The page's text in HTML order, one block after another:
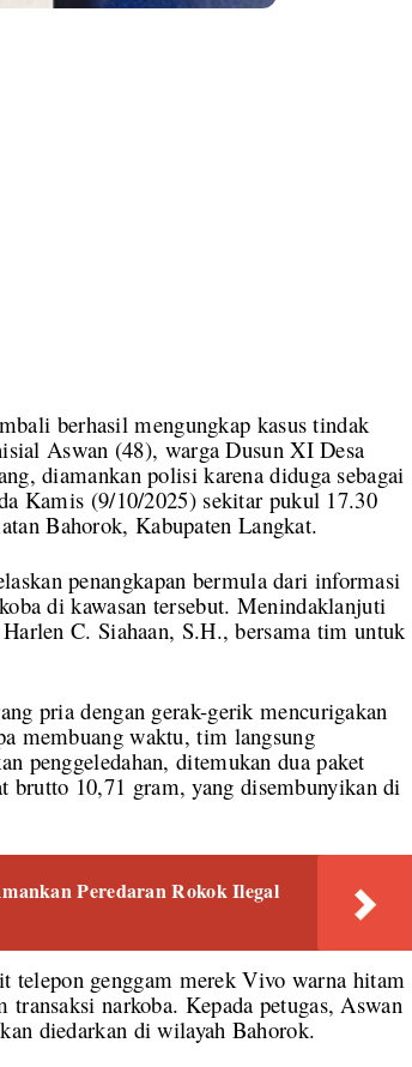
berhasil mengungkap kasus tindak
Aswan (48), warga Dusun XI Desa
diamankan polisi karena diduga sebagai
Kamis (9/10/2025) sekitar pukul 17.30
Bahorok, Kabupaten Langkat.
penangkapan bermula dari informasi
di kawasan tersebut. Menindaklanjuti
C. Siahaan, S.H., bersama tim untuk
pria dengan gerak-gerik mencurigakan
membuang waktu, tim langsung
penggeledahan, ditemukan dua paket
brutto 10,71 gram, yang disembunyikan di
Peredaran Rokok Ilegal
telepon genggam merek Vivo warna hitam
narkoba. Kepada petugas, Aswan
diedarkan di wilayah Bahorok.